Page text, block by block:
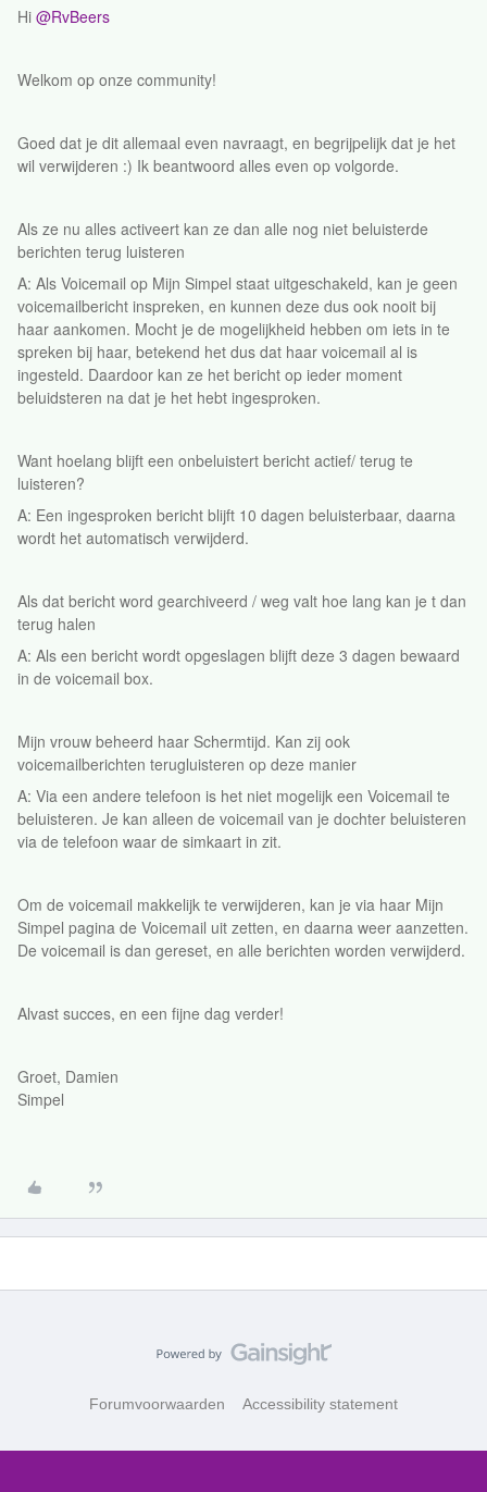
Hi @RvBeers
Welkom op onze community!
Goed dat je dit allemaal even navraagt, en begrijpelijk dat je het
wil verwijderen :) Ik beantwoord alles even op volgorde.
Als ze nu alles activeert kan ze dan alle nog niet beluisterde
berichten terug luisteren
A: Als Voicemail op Mijn Simpel staat uitgeschakeld, kan je geen
voicemailbericht inspreken, en kunnen deze dus ook nooit bij
haar aankomen. Mocht je de mogelijkheid hebben om iets in te
spreken bij haar, betekend het dus dat haar voicemail al is
ingesteld. Daardoor kan ze het bericht op ieder moment
beluidsteren na dat je het hebt ingesproken.
Want hoelang blijft een onbeluistert bericht actief/ terug te
luisteren?
A: Een ingesproken bericht blijft 10 dagen beluisterbaar, daarna
wordt het automatisch verwijderd.
Als dat bericht word gearchiveerd / weg valt hoe lang kan je t dan
terug halen
A: Als een bericht wordt opgeslagen blijft deze 3 dagen bewaard
in de voicemail box.
Mijn vrouw beheerd haar Schermtijd. Kan zij ook
voicemailberichten terugluisteren op deze manier
A: Via een andere telefoon is het niet mogelijk een Voicemail te
beluisteren. Je kan alleen de voicemail van je dochter beluisteren
via de telefoon waar de simkaart in zit.
Om de voicemail makkelijk te verwijderen, kan je via haar Mijn
Simpel pagina de Voicemail uit zetten, en daarna weer aanzetten.
De voicemail is dan gereset, en alle berichten worden verwijderd.
Alvast succes, en een fijne dag verder!
Groet, Damien
Simpel
Forumvoorwaarden Accessibility statement